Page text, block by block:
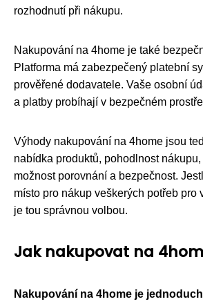
rozhodnutí při nákupu.
Nakupování na 4home je také
Platforma má zabezpečený platební
prověřené dodavatele. Vaše osobní
a platby probíhají v bezpečném
Výhody nakupování na 4home jsou
nabídka produktů, pohodlnost
možnost porovnání a bezpečnost.
místo pro nákup veškerých potřeb pro
je tou správnou volbou.
Jak nakupovat na
Nakupování na 4home je